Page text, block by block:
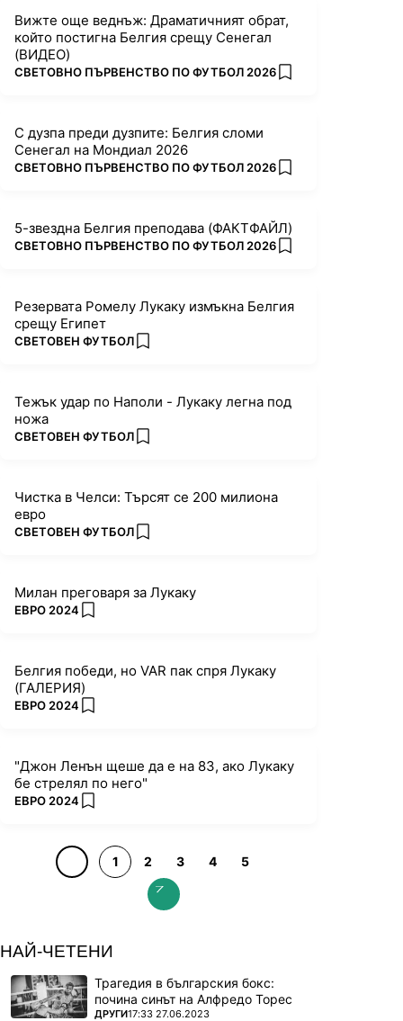
Вижте още веднъж: Драматичният обрат,
който постигна Белгия срещу Сенегал
(ВИДЕО)
ПОВЕЧЕ ОТ
СВЕТОВНО ПЪРВЕНСТВО ПО ФУТБОЛ 2026 add favorites
С дузпа преди дузпите: Белгия сломи
Сенегал на Мондиал 2026
ПОВЕЧЕ ОТ
СВЕТОВНО ПЪРВЕНСТВО ПО ФУТБОЛ 2026 add favorites
5-звездна Белгия преподава (ФАКТФАЙЛ)
ПОВЕЧЕ ОТ
СВЕТОВНО ПЪРВЕНСТВО ПО ФУТБОЛ 2026 add favorites
Резервата Ромелу Лукаку измъкна Белгия
срещу Египет
ПОВЕЧЕ ОТ
СВЕТОВЕН ФУТБОЛ add favorites
Тежък удар по Наполи - Лукаку легна под
ножа
ПОВЕЧЕ ОТ
СВЕТОВЕН ФУТБОЛ add favorites
Чистка в Челси: Търсят се 200 милиона
евро
ПОВЕЧЕ ОТ
СВЕТОВЕН ФУТБОЛ add favorites
Милан преговаря за Лукаку
ПОВЕЧЕ ОТ
ЕВРО 2024 add favorites
Белгия победи, но VAR пак спря Лукаку
(ГАЛЕРИЯ)
ПОВЕЧЕ ОТ
ЕВРО 2024 add favorites
"Джон Ленън щеше да е на 83, ако Лукаку
бе стрелял по него"
ПОВЕЧЕ ОТ
ЕВРО 2024 add favorites
1 2 3 4 5
НАЙ-ЧЕТЕНИ
Трагедия в българския бокс:
почина синът на Алфредо Торес
ПОВЕЧЕ ОТ
ДРУГИ17:33 27.06.2023